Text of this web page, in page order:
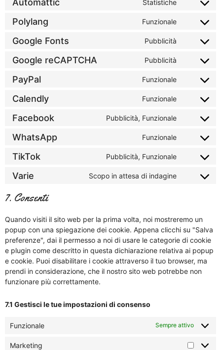
Statistiche
Polylang Funzionale
Google Fonts Pubblicità
Google reCAPTCHA Pubblicità
PayPal Funzionale
Calendly Funzionale
Facebook Pubblicità, Funzionale
WhatsApp Funzionale
TikTok Pubblicità, Funzionale
Varie Scopo in attesa di indagine
7. Consenti
Quando visiti il sito web per la prima volta, noi mostreremo un
popup con una spiegazione dei cookie. Appena clicchi su "Salva
preferenze", dai il permesso a noi di usare le categorie di cookie
e plugin come descritto in questa dichiarazione relativa ai popup
e cookie. Puoi disabilitare i cookie attraverso il tuo browser, ma
prendi in considerazione, che il nostro sito web potrebbe non
funzionare più correttamente.
7.1 Gestisci le tue impostazioni di consenso
Funzionale Sempre attivo
Marketing